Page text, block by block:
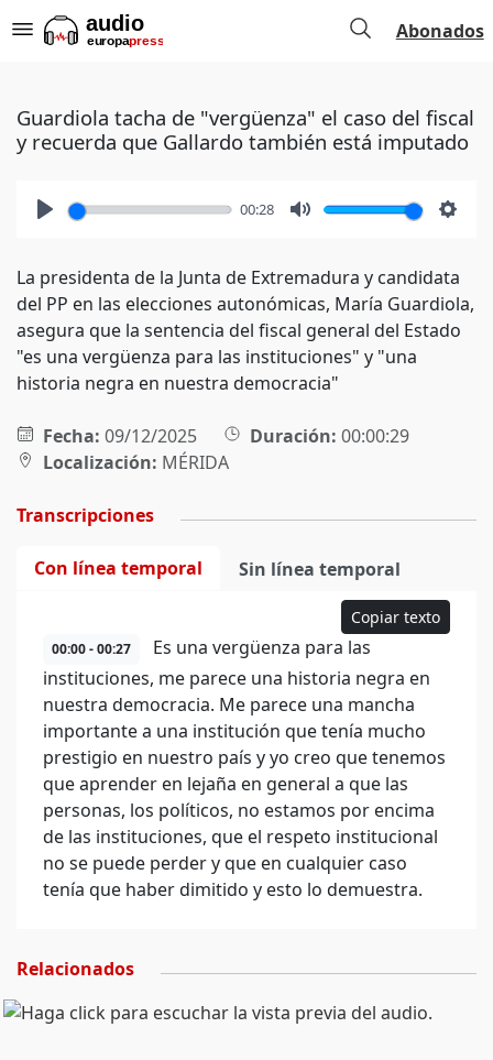
Abonados
Guardiola tacha de "vergüenza" el caso del fiscal
y recuerda que Gallardo también está imputado
00:28
La presidenta de la Junta de Extremadura y candidata
del PP en las elecciones autonómicas, María Guardiola,
asegura que la sentencia del fiscal general del Estado
"es una vergüenza para las instituciones" y "una
historia negra en nuestra democracia"
Fecha: 09/12/2025 Duración: 00:00:29
Localización: MÉRIDA
Transcripciones
Con línea temporal Sin línea temporal
Copiar texto
00:00 - 00:27
Es una vergüenza para las
instituciones, me parece una historia negra en
nuestra democracia. Me parece una mancha
importante a una institución que tenía mucho
prestigio en nuestro país y yo creo que tenemos
que aprender en lejaña en general a que las
personas, los políticos, no estamos por encima
de las instituciones, que el respeto institucional
no se puede perder y que en cualquier caso
tenía que haber dimitido y esto lo demuestra.
Relacionados